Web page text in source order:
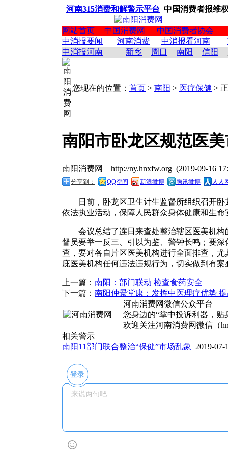
河南315消费和解警示平台 中国消费者报维
网站首页 中国消费网
中国消费者协会
中消报要闻
河南消费 中消报看河南
中消报河南
新乡 周口 南阳 信阳
您现在的位置： 首页 > 南阳 > 医疗保健 >
南阳市卧龙区规范医
南阳消费网 http://ny.hnxfw.org (2019-09-16
分享到： QQ空间 新浪微博 腾讯微博 人人
日前，卧龙区卫生计生监督所组织召开
依法执业活动，保障人民群众身体健康和生命
会议总结了连日来查处整治辖区医美机
督员要举一反三、引以为鉴、警钟长鸣；要
查，要对各自片区医美机构进行全面排查，
庇医美机构任何违法违规行为，切实做到有
上一篇： 南阳：部门联动 检查食药安全
下一篇： 南阳仲景堂康：发挥中医理疗优势
河南消费网微信公众平台
您身边的“掌中投诉利器，贴
欢迎关注河南消费网微信（
相关警示
南阳11部门联合整治“保健”市场乱象
2019-07-
登录